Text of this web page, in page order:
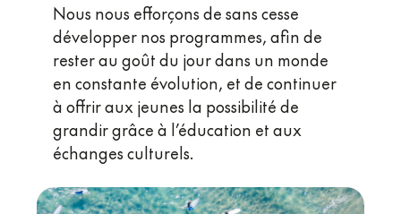
Nous nous efforçons de sans cesse
développer nos programmes, afin de
rester au goût du jour dans un monde
en constante évolution, et de continuer
à offrir aux jeunes la possibilité de
grandir grâce à l’éducation et aux
échanges culturels.